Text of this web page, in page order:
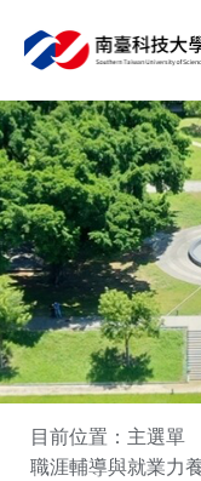
目前位置：主選單
職涯輔導與就業力
:::